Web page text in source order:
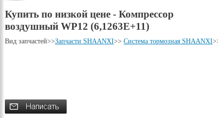
Купить по низкой цене - Компрессор
воздушный WP12 (6,1263E+11)
Вид запчастей>>Запчасти SHAANXI>> Система тормозная SHAANXI